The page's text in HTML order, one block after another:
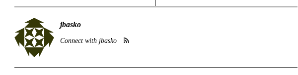
jbasko
Connect with jbasko